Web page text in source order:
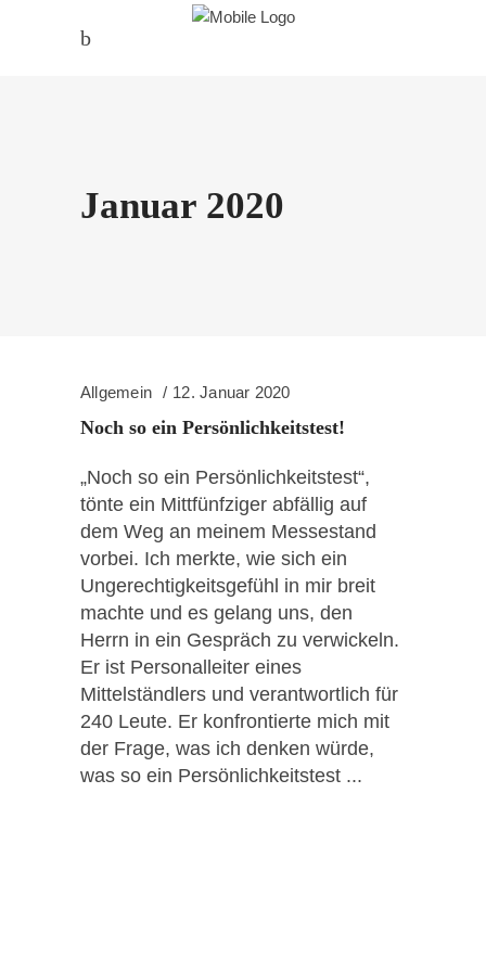
Januar 2020
Allgemein 12. Januar 2020
Noch so ein Persönlichkeitstest!
„Noch so ein Persönlichkeitstest“,
tönte ein Mittfünfziger abfällig auf
dem Weg an meinem Messestand
vorbei. Ich merkte, wie sich ein
Ungerechtigkeitsgefühl in mir breit
machte und es gelang uns, den
Herrn in ein Gespräch zu verwickeln.
Er ist Personalleiter eines
Mittelständlers und verantwortlich für
240 Leute. Er konfrontierte mich mit
der Frage, was ich denken würde,
was so ein Persönlichkeitstest